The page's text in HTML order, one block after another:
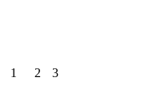
1 2 3